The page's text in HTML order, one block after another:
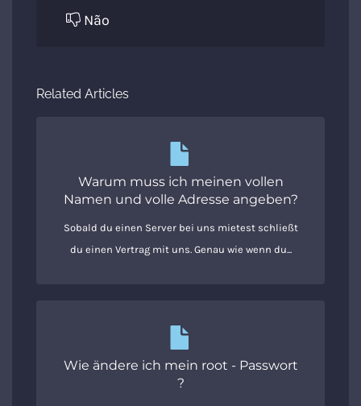
Não
Related Articles
Warum muss ich meinen vollen
Namen und volle Adresse angeben?
Sobald du einen Server bei uns mietest schließt
du einen Vertrag mit uns. Genau wie wenn du...
Wie ändere ich mein root - Passwort
?